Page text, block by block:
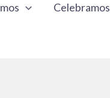
Celebramos